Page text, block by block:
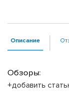
Описание
Обзоры:
+добавить